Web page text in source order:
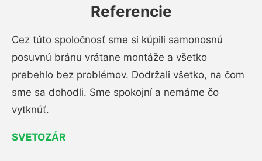
Referencie
Cez túto spoločnosť sme si kúpili samonosnú
posuvnú bránu vrátane montáže a všetko
prebehlo bez problémov. Dodržali všetko, na čom
sme sa dohodli. Sme spokojní a nemáme čo
vytknúť.
SVETOZÁR